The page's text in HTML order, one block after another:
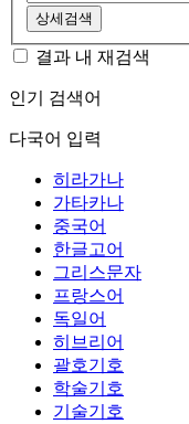
상세검색
결과 내 재검색
인기 검색어
다국어 입력
히라가나
가타카나
중국어
한글고어
그리스문자
프랑스어
독일어
히브리어
괄호기호
학술기호
기술기호